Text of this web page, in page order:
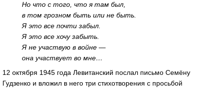
Но что с того, что я там был,
в том грозном быть или не быть.
Я это все почти забыл.
Я это все хочу забыть.
Я не участвую в войне —
она участвует во мне…
12 октября 1945 года Левитанский послал письмо Семёну
Гудзенко и вложил в него три стихотворения с просьбой